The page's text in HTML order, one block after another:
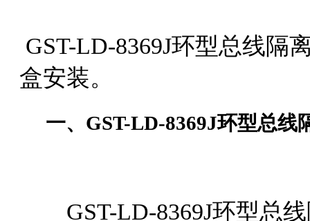
GST-LD-8369J环型总线隔
盒安装。
一、GST-LD-8369J环型总线
GST-LD-8369J环型总线